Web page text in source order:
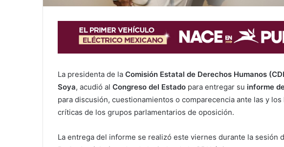
La presidenta de la Comisión Estatal de Derechos Humanos
Soya, acudió al Congreso del Estado para entregar su informe
para discusión, cuestionamientos o comparecencia ante las y
críticas de los grupos parlamentarios de oposición.
La entrega del informe se realizó este viernes durante la sesión